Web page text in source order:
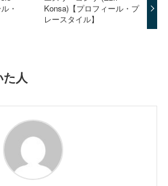
・
Konsa)【プロフィール・プ
レースタイル】
人